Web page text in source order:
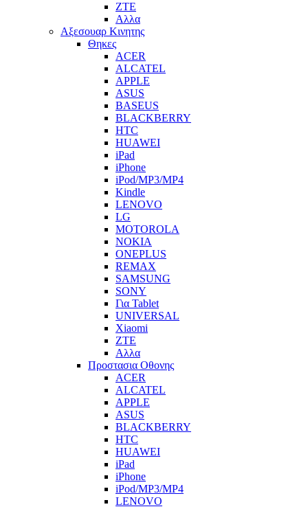
ZTE
Αλλα
Αξεσουαρ Κινητης
Θηκες
ACER
ALCATEL
APPLE
ASUS
BASEUS
BLACKBERRY
HTC
HUAWEI
iPad
iPhone
iPod/MP3/MP4
Kindle
LENOVO
LG
MOTOROLA
NOKIA
ONEPLUS
REMAX
SAMSUNG
SONY
Για Tablet
UNIVERSAL
Xiaomi
ZTE
Αλλα
Προστασια Οθονης
ACER
ALCATEL
APPLE
ASUS
BLACKBERRY
HTC
HUAWEI
iPad
iPhone
iPod/MP3/MP4
LENOVO